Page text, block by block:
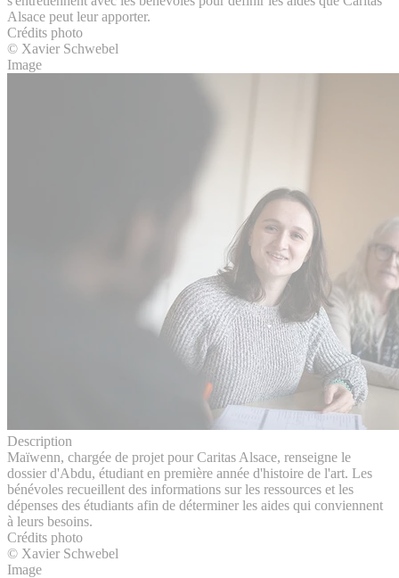
Alsace peut leur apporter.
Crédits photo
© Xavier Schwebel
Image
Description
Maïwenn, chargée de projet pour Caritas Alsace, renseigne le
dossier d'Abdu, étudiant en première année d'histoire de l'art. Les
bénévoles recueillent des informations sur les ressources et les
dépenses des étudiants afin de déterminer les aides qui conviennent
à leurs besoins.
Crédits photo
© Xavier Schwebel
Image